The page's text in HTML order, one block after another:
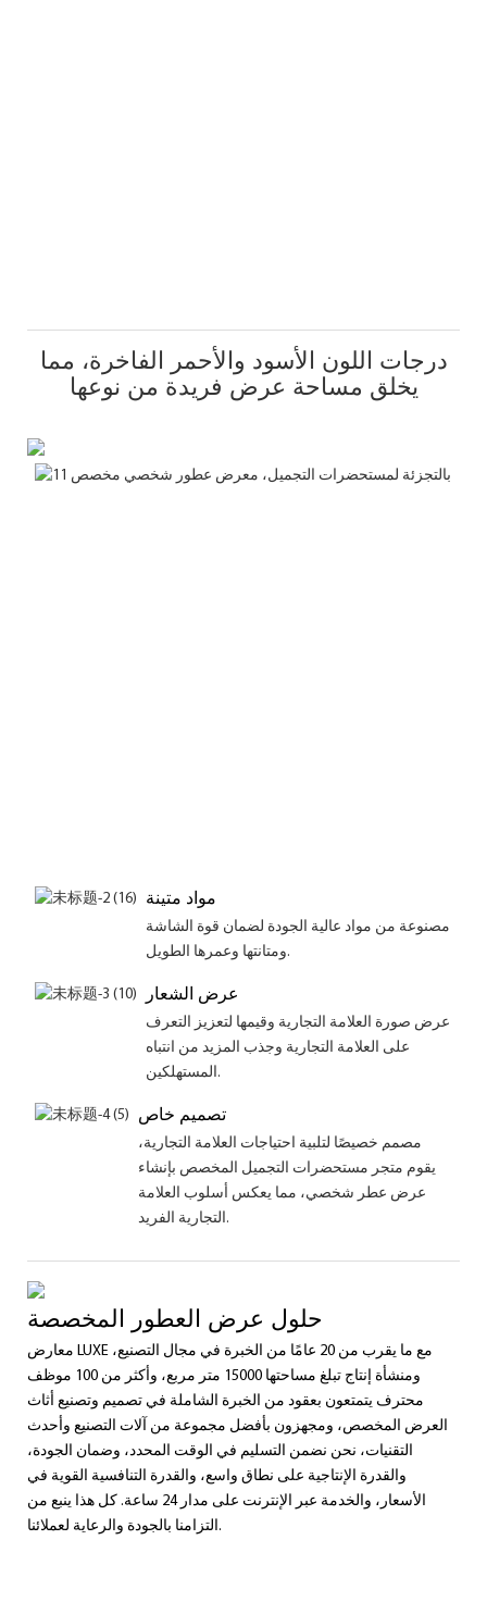
درجات اللون الأسود والأحمر الفاخرة، مما
يخلق مساحة عرض فريدة من نوعها
مواد متينة
مصنوعة من مواد عالية الجودة لضمان قوة الشاشة
ومتانتها وعمرها الطويل.
عرض الشعار
عرض صورة العلامة التجارية وقيمها لتعزيز التعرف
على العلامة التجارية وجذب المزيد من انتباه
المستهلكين.
تصميم خاص
مصمم خصيصًا لتلبية احتياجات العلامة التجارية،
يقوم متجر مستحضرات التجميل المخصص بإنشاء
عرض عطر شخصي، مما يعكس أسلوب العلامة
التجارية الفريد.
حلول عرض العطور المخصصة
معارض LUXE مع ما يقرب من 20 عامًا من الخبرة في مجال التصنيع،
ومنشأة إنتاج تبلغ مساحتها 15000 متر مربع، وأكثر من 100 موظف
محترف يتمتعون بعقود من الخبرة الشاملة في تصميم وتصنيع أثاث
العرض المخصص، ومجهزون بأفضل مجموعة من آلات التصنيع وأحدث
التقنيات، نحن نضمن التسليم في الوقت المحدد، وضمان الجودة،
والقدرة الإنتاجية على نطاق واسع، والقدرة التنافسية القوية في
الأسعار، والخدمة عبر الإنترنت على مدار 24 ساعة. كل هذا ينبع من
التزامنا بالجودة والرعاية لعملائنا.